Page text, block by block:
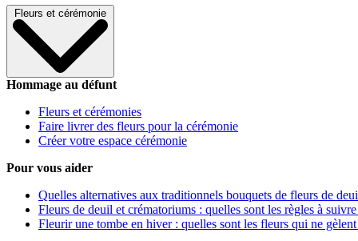
Fleurs et cérémonie
Hommage au défunt
Fleurs et cérémonies
Faire livrer des fleurs pour la cérémonie
Créer votre espace cérémonie
Pour vous aider
Quelles alternatives aux traditionnels bouquets de fleurs de
Fleurs de deuil et crématoriums : quelles sont les règles à
Fleurir une tombe en hiver : quelles sont les fleurs qui ne gèlent